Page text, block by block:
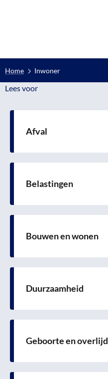
Home Inwoner
Lees voorLees voor
Afval
Lees
over
Belastingen
Lees
over
Bouwen en wonen
Lees
over
Duurzaamheid
Lees
over
Geboorte en
Lees
over